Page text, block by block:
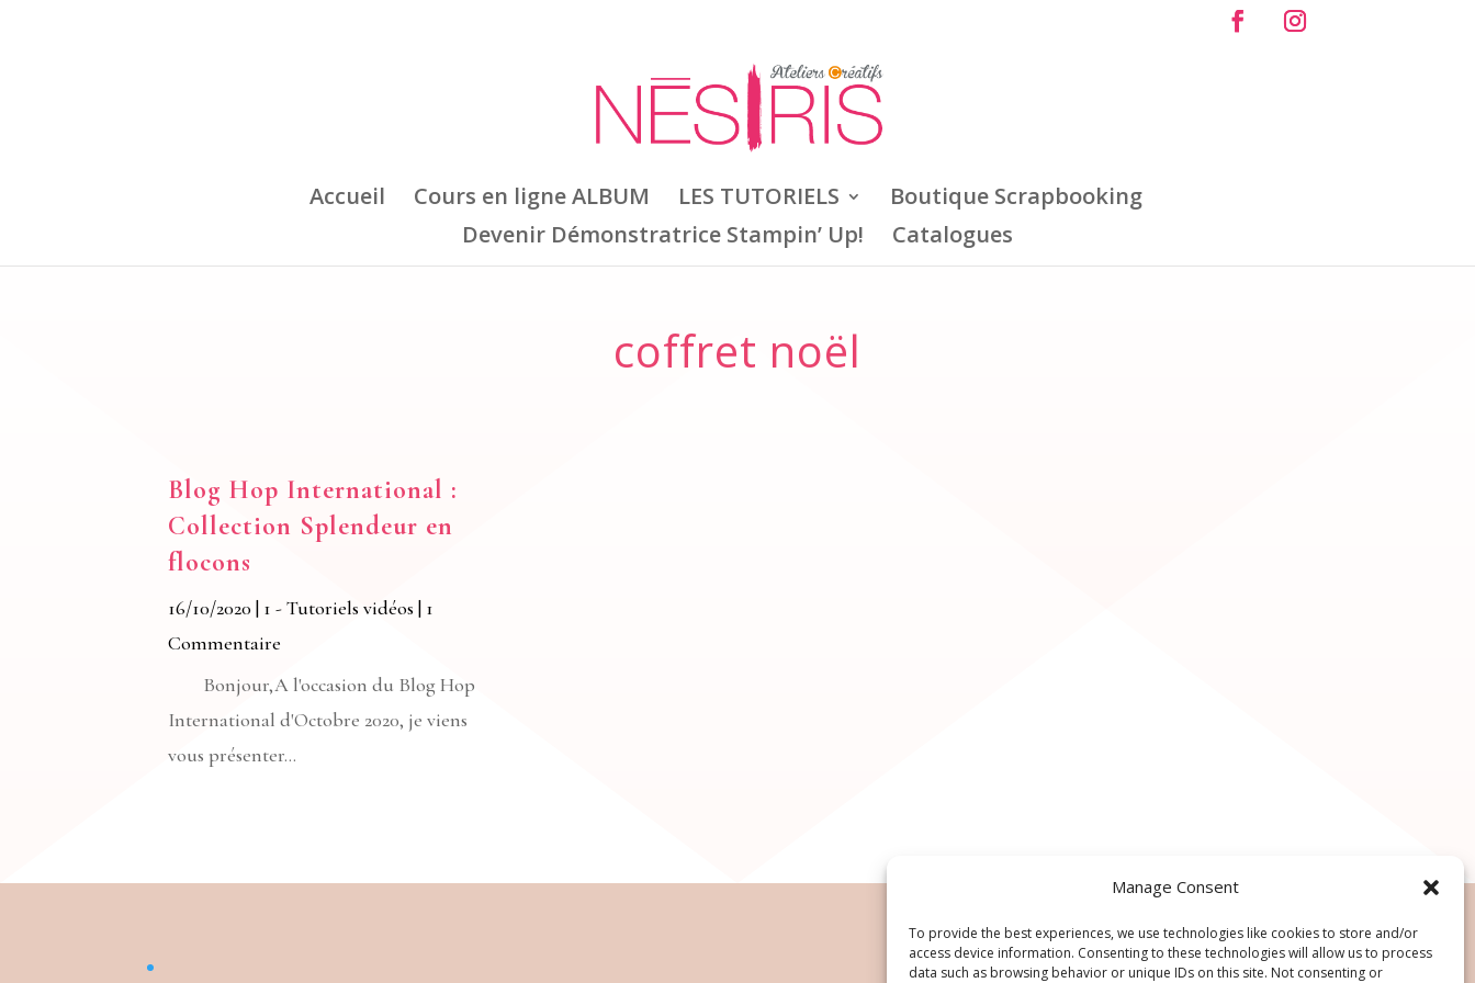
Manage Consent
To provide the best experiences, we use technologies like cookies to store and/or
access device information. Consenting to these technologies will allow us to process
data such as browsing behavior or unique IDs on this site. Not consenting or
Accueil Cours en ligne ALBUM LES TUTORIELS
Boutique Scrapbooking
Devenir Démonstratrice Stampin’ Up!
Catalogues
coffret noël
Blog Hop International :
Collection Splendeur en
flocons
16/10/2020| 1 - Tutoriels vidéos | 1
Commentaire
Bonjour,A l'occasion du Blog Hop
International d'Octobre 2020, je viens
vous présenter...